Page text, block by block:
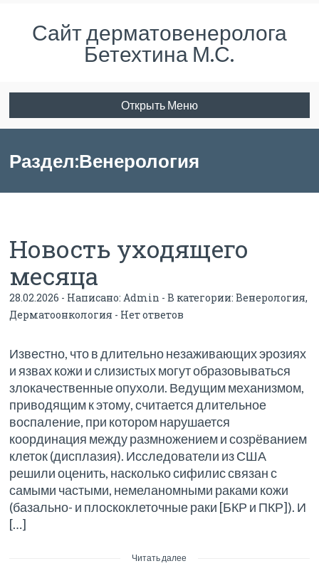
Сайт дерматовенеролога
Бетехтина М.С.
Открыть Меню
Раздел:Венерология
Новость уходящего
месяца
28.02.2026 - Написано:Admin - В категории:Венерология,
Дерматоонкология - Нет ответов
Известно, что в длительно незаживающих эрозиях
и язвах кожи и слизистых могут образовываться
злокачественные опухоли. Ведущим механизмом,
приводящим к этому, считается длительное
воспаление, при котором нарушается
координация между размножением и созрёванием
клеток (дисплазия). Исследователи из США
решили оценить, насколько сифилис связан с
самыми частыми, немеланомными раками кожи
(базально- и плоскоклеточные раки [БКР и ПКР]). И
[…]
Читать далее